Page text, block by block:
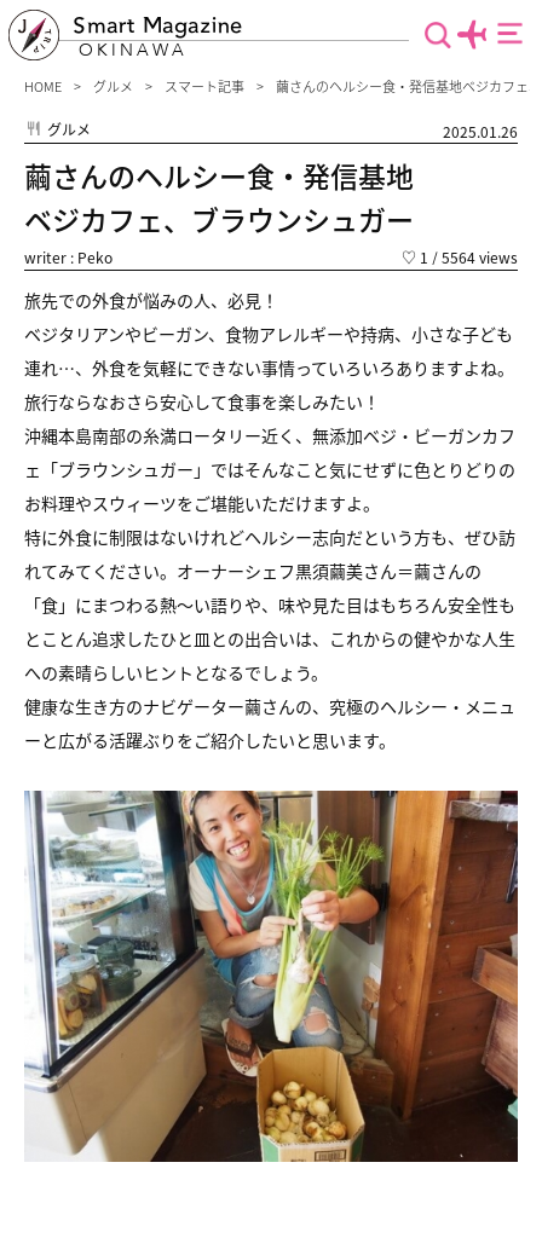
Smart Magazine
OKINAWA
HOME グルメ スマート記事 繭さんのヘルシー食・発信基地ベジカフェ
グルメ 2025.01.26
繭さんのヘルシー食・発信基地
ベジカフェ、ブラウンシュガー
writer : Peko ♡ 1 / 5564 views
旅先での外食が悩みの人、必見！
ベジタリアンやビーガン、食物アレルギーや持病、小さな子ども
連れ…、外食を気軽にできない事情っていろいろありますよね。
旅行ならなおさら安心して食事を楽しみたい！
沖縄本島南部の糸満ロータリー近く、無添加ベジ・ビーガンカフ
ェ「ブラウンシュガー」ではそんなこと気にせずに色とりどりの
お料理やスウィーツをご堪能いただけますよ。
特に外食に制限はないけれどヘルシー志向だという方も、ぜひ訪
れてみてください。オーナーシェフ黒須繭美さん＝繭さんの
「食」にまつわる熱～い語りや、味や見た目はもちろん安全性も
とことん追求したひと皿との出合いは、これからの健やかな人生
への素晴らしいヒントとなるでしょう。
健康な生き方のナビゲーター繭さんの、究極のヘルシー・メニュ
ーと広がる活躍ぶりをご紹介したいと思います。